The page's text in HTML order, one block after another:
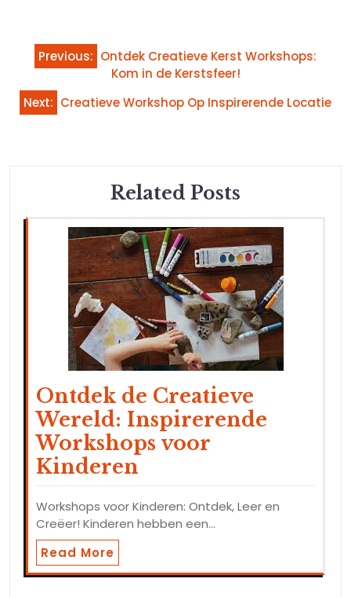
Bericht
navigatie
Previous: Ontdek Creatieve Kerst Workshops:
Kom in de Kerstsfeer!
Next: Creatieve Workshop Op Inspirerende Locatie
Related Posts
Ontdek de Creatieve
Wereld: Inspirerende
Workshops voor
Kinderen
Workshops voor Kinderen: Ontdek, Leer en
Creëer! Kinderen hebben een…
Read More